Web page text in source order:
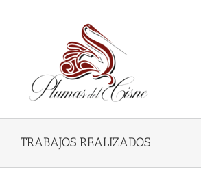
TRABAJOS REALIZADOS